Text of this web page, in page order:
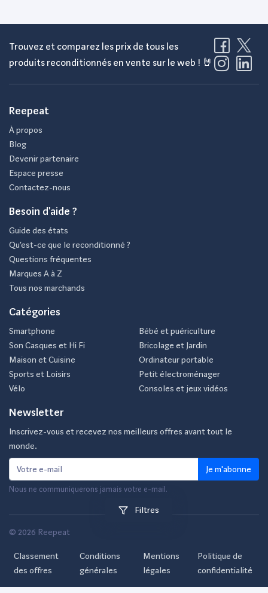
Filtres
Trouvez et comparez les prix de tous les
produits reconditionnés en vente sur le web ! 🤘
Reepeat
À propos
Blog
Devenir partenaire
Espace presse
Contactez-nous
Besoin d'aide ?
Guide des états
Qu’est-ce que le reconditionné ?
Questions fréquentes
Marques A à Z
Tous nos marchands
Catégories
Smartphone
Son Casques et Hi Fi
Maison et Cuisine
Sports et Loisirs
Vélo
Bébé et puériculture
Bricolage et Jardin
Ordinateur portable
Petit électroménager
Consoles et jeux vidéos
Newsletter
Inscrivez-vous et recevez nos meilleurs offres avant tout le
monde.
Je m'abonne
Nous ne communiquerons jamais votre e-mail.
© 2026 Reepeat
Classement
des offres
Conditions
générales
Mentions
légales
Politique de
confidentialité